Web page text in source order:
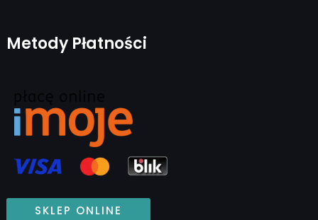
Metody Płatności
SKLEP ONLINE